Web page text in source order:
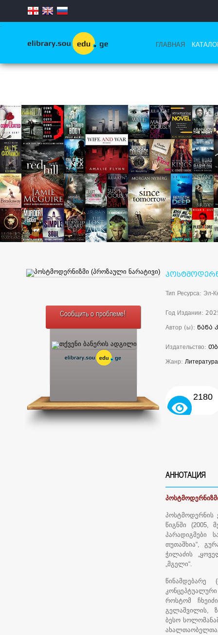
.
ГЛАВНАЯ
Сообщить о проблеме!
Тип Ресурса: Эл-
Год Издании:
Автор (ы): ნანა
Издательство:
Жанр: Литература
2180
АННОТАЦИЯ
პოსტმოდერნის
წიგნში (2005,
პარადიგმები
თუთაშხია“,
ჭილაძის
„მგელი“.
წინამდებარე
როსტომ
გელაშვილის,
ბესო